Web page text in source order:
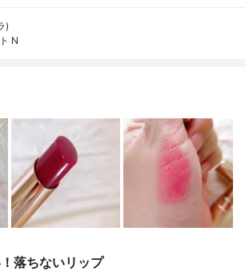
)
N
落ちないリップ